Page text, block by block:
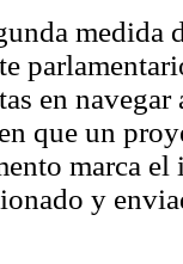
medida
en
que un
marca
y